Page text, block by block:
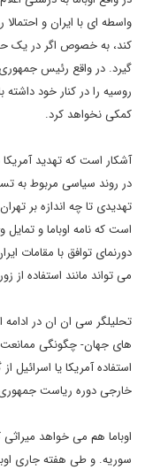
واسطه ای با ایران و
کند، به خصوص اگر در یک
گیرد. در واقع رئیس جمهوری
روسیه را در کنار خود
کمکی نخواهد کرد.
آشکار است که تهدید
در روند سیاسی مربوط به
تهدیدی تا چه اندازه بر
است که نامه اوباما و
دورنمای توافق با مقامات
می تواند مانند استفاده از
تحلیلگر سی ان ان در
های جهان- چگونگی ممانعت
استفاده آمریکا یا
خارجی دوره ریاست جمهوری
اوباما هم می خواهد
سوریه. و طی هفته جاری